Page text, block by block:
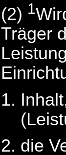
(2) 1
Träger
die